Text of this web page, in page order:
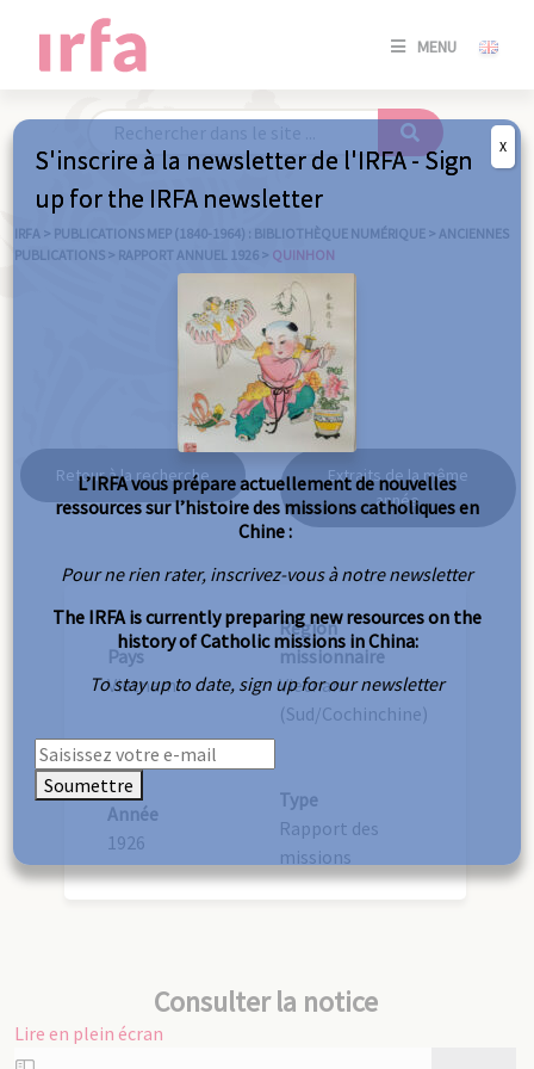
MENU
SE
/
IRFA > PUBLICATIONS MEP (1840-1964) : BIBLIOTHÈQUE NUMÉRIQUE > ANCIENNES
PUBLICATIONS > RAPPORT ANNUEL 1926 > QUINHON
Quinhon
Retour à la recherche
Extraits de la même
année
Pays
Vietnam
Région
missionnaire
Vietnam
(Sud/Cochinchine)
Année
1926
Type
Rapport des
missions
Consulter la notice
Lire en plein écran
Aller
S'inscrire à la newsletter de l'IRFA - Sign
up for the IRFA newsletter
L’IRFA vous prépare actuellement de nouvelles
ressources sur l’histoire des missions catholiques en
Chine :
Pour ne rien rater, inscrivez-vous à notre newsletter
The IRFA is currently preparing new resources on the
history of Catholic missions in China:
To stay up to date, sign up for our newsletter
Soumettre
X